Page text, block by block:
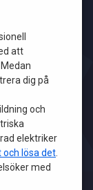
att
dig på
och
elektriker
lösa det
med